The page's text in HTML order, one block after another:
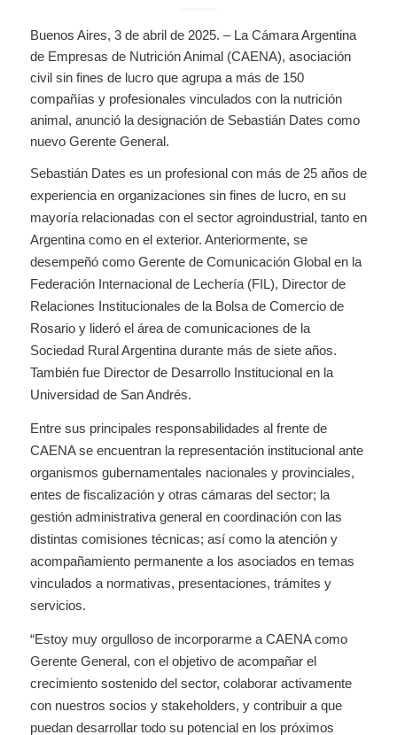
Buenos Aires, 3 de abril de 2025. – La Cámara Argentina
de Empresas de Nutrición Animal (CAENA), asociación
civil sin fines de lucro que agrupa a más de 150
compañías y profesionales vinculados con la nutrición
animal, anunció la designación de Sebastián Dates como
nuevo Gerente General.
Sebastián Dates es un profesional con más de 25 años de
experiencia en organizaciones sin fines de lucro, en su
mayoría relacionadas con el sector agroindustrial, tanto en
Argentina como en el exterior. Anteriormente, se
desempeñó como Gerente de Comunicación Global en la
Federación Internacional de Lechería (FIL), Director de
Relaciones Institucionales de la Bolsa de Comercio de
Rosario y lideró el área de comunicaciones de la
Sociedad Rural Argentina durante más de siete años.
También fue Director de Desarrollo Institucional en la
Universidad de San Andrés.
Entre sus principales responsabilidades al frente de
CAENA se encuentran la representación institucional ante
organismos gubernamentales nacionales y provinciales,
entes de fiscalización y otras cámaras del sector; la
gestión administrativa general en coordinación con las
distintas comisiones técnicas; así como la atención y
acompañamiento permanente a los asociados en temas
vinculados a normativas, presentaciones, trámites y
servicios.
“Estoy muy orgulloso de incorporarme a CAENA como
Gerente General, con el objetivo de acompañar el
crecimiento sostenido del sector, colaborar activamente
con nuestros socios y stakeholders, y contribuir a que
puedan desarrollar todo su potencial en los próximos